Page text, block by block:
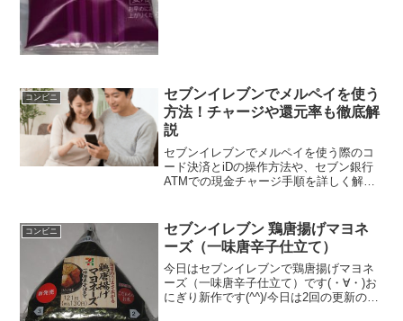
コンビニ
セブンイレブンでメルペイを使う
方法！チャージや還元率も徹底解
説
セブンイレブンでメルペイを使う際のコ
ード決済とiDの操作方法や、セブン銀行
ATMでの現金チャージ手順を詳しく解説
処法まで網羅。セブンイレブンとメルペ
イを活用し、お買い物をよりお得にする
ための完全ガイドです。
コンビニ
セブンイレブン 鶏唐揚げマヨネ
ーズ（一味唐辛子仕立て）
今日はセブンイレブンで鶏唐揚げマヨネ
ーズ（一味唐辛子仕立て）です(・∀・)お
にぎり新作です(^^)/今日は2回の更新の1